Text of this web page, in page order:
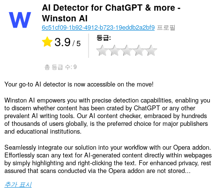
AI Detector for ChatGPT & more -
Winston AI
6c51cf09-1b92-4912-b723-19eddb2a2bf9프로필
3.9/ 5 등급
총 등급 수:9
Your go-to AI detector is now accessible on the move!
Winston AI empowers you with precise detection capabilities, enabling you
to discern whether content has been crated by ChatGPT or any other
prevalent AI writing tools. Our AI content checker, embraced by hundreds
of thousands of users globally, is the preferred choice for major publishers
and educational institutions.
Seamlessly integrate our solution into your workflow with our Opera addon.
Effortlessly scan any text for AI-generated content directly within webpages
by simply highlighting and right-clicking the text. For enhanced privacy, rest
assured that scans conducted via the Opera addon are not stored...
추가 표시